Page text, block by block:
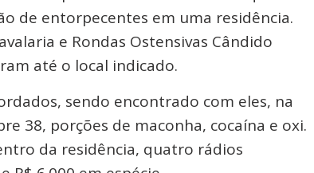
de entorpecentes em uma residência.
e Rondas Ostensivas Cândido
até o local indicado.
sendo encontrado com eles, na
38, porções de maconha, cocaína e oxi.
da residência, quatro rádios